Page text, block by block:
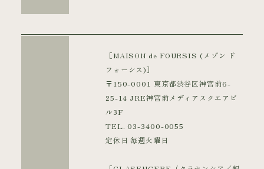
［MAISON de FOURSIS (メゾン ド
フォーシス)］
〒150-0001 東京都渋谷区神宮前6-
25-14 JRE神宮前メディアスクエアビ
ル3F
TEL. 03-3400-0055
定休日 毎週火曜日